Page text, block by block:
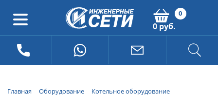
0
0 руб.
Главная Оборудование
Котельное оборудование